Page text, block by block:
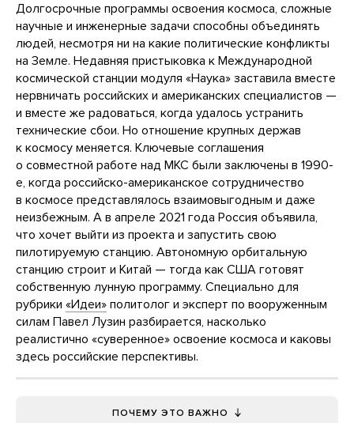
Долгосрочные программы освоения космоса, сложные
научные и инженерные задачи способны объединять
людей, несмотря ни на какие политические конфликты
на Земле. Недавняя пристыковка к Международной
космической станции модуля «Наука» заставила вместе
нервничать российских и американских специалистов —
и вместе же радоваться, когда удалось устранить
технические сбои. Но отношение крупных держав
к космосу меняется. Ключевые соглашения
о совместной работе над МКС были заключены в 1990-
е, когда российско-американское сотрудничество
в космосе представлялось взаимовыгодным и даже
неизбежным. А в апреле 2021 года Россия объявила,
что хочет выйти из проекта и запустить свою
пилотируемую станцию. Автономную орбитальную
станцию строит и Китай — тогда как США готовят
собственную лунную программу. Специально для
рубрики «Идеи» политолог и эксперт по вооруженным
силам Павел Лузин разбирается, насколько
реалистично «суверенное» освоение космоса и каковы
здесь российские перспективы.
ПОЧЕМУ ЭТО ВАЖНО